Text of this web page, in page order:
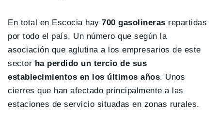
En total en Escocia hay 700 gasolineras repartidas
por todo el país. Un número que según la
asociación que aglutina a los empresarios de este
sector ha perdido un tercio de sus
establecimientos en los últimos años. Unos
cierres que han afectado principalmente a las
estaciones de servicio situadas en zonas rurales.